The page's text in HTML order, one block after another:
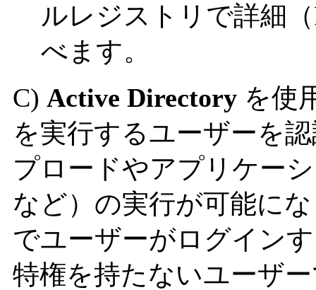
ルレジストリで詳細
べます。
C) Active Directory を使
を実行するユーザーを
プロードやアプリケー
など）の実行が可能に
でユーザーがログイン
特権を持たないユーザ